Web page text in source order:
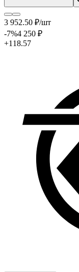
3 952.50 ₽/шт
-7%4 250 ₽
+118.57